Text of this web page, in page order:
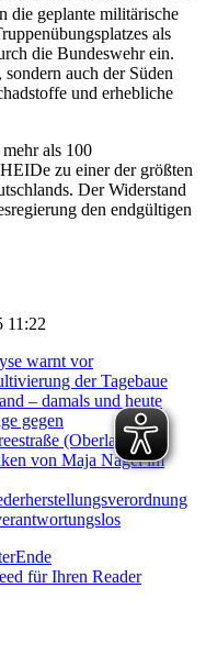
die geplante militärische
als
die Bundeswehr ein.
auch der Süden
und erhebliche
als 100
zu einer der größten
Der Widerstand
den endgültigen
11:22
warnt vor
der Tagebaue
– damals und heute
gegen
(Oberlausitz)
von Maja Nagel im
Ende
für Ihren Reader